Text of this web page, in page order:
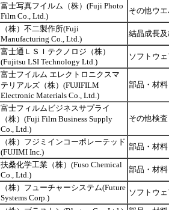
富士写真フイルム（株）(Fuji Photo
Film Co., Ltd.)
その他ウ
（株）不二製作所(Fuji
Manufacturing Co., Ltd.)
結晶成長
富士通ＬＳＩテクノロジ（株）
(Fujitsu LSI Technology Ltd.)
ソフトウ
富士フイルム エレクトロニクスマ
テリアルズ（株）(FUJIFILM
Electronic Materials Co., Ltd.)
部品・材
富士フィルムビジネスサプライ
（株）(Fuji Film Business Supply
Co., Ltd.)
その他検
（株）フジミインコーポレーテッド
(FUJIMI Inc.)
部品・材
扶桑化学工業（株）(Fuso Chemical
Co., Ltd.)
部品・材
（株）フューチャーシステム(Future
Systems Corp.)
ソフトウ